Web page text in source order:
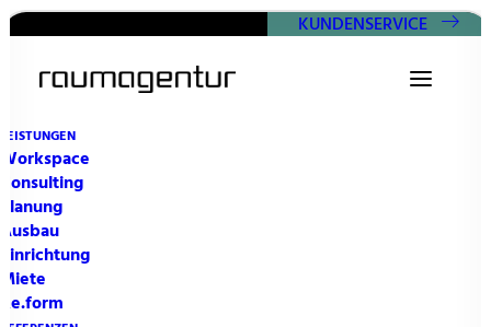
KUNDENSERVICE
LEISTUNGEN
Workspace
Consulting
Planung
Ausbau
Einrichtung
Miete
Re.form